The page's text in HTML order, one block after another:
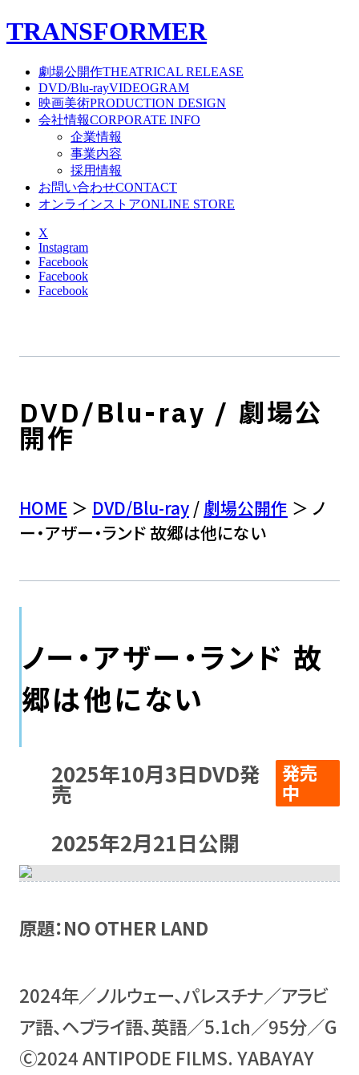
TRANSFORMER
劇場公開作THEATRICAL RELEASE
DVD/Blu-rayVIDEOGRAM
映画美術PRODUCTION DESIGN
会社情報CORPORATE INFO
企業情報
事業内容
採用情報
お問い合わせCONTACT
オンラインストアONLINE STORE
X
Instagram
Facebook
Facebook
Facebook
DVD/Blu-ray / 劇場公
開作
HOME ＞ DVD/Blu-ray / 劇場公開作 ＞ ノ
ー・アザー・ランド 故郷は他にない
ノー・アザー・ランド 故
郷は他にない
発売
中
2025年10月3日DVD発
売
2025年2月21日公開
原題：NO OTHER LAND
2024年／ノルウェー、パレスチナ／アラビ
ア語、ヘブライ語、英語／5.1ch／95分／G
Ⓒ2024 ANTIPODE FILMS. YABAYAY